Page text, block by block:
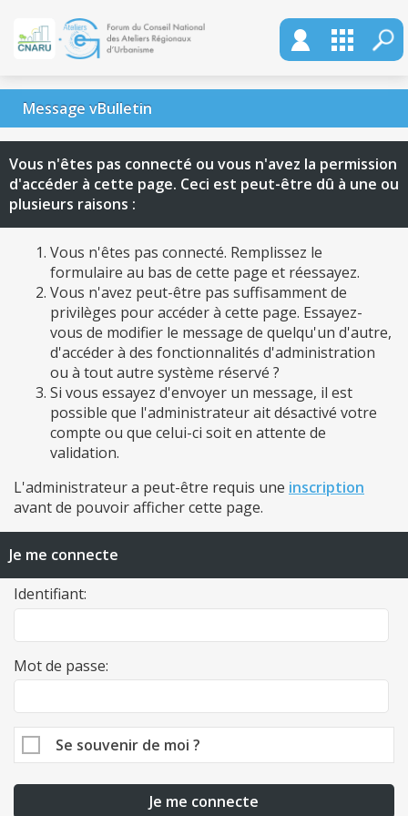
Message vBulletin
Vous n'êtes pas connecté ou vous n'avez la permission
d'accéder à cette page. Ceci est peut-être dû à une ou
plusieurs raisons :
Vous n'êtes pas connecté. Remplissez le
formulaire au bas de cette page et réessayez.
Vous n'avez peut-être pas suffisamment de
privilèges pour accéder à cette page. Essayez-
vous de modifier le message de quelqu'un d'autre,
d'accéder à des fonctionnalités d'administration
ou à tout autre système réservé ?
Si vous essayez d'envoyer un message, il est
possible que l'administrateur ait désactivé votre
compte ou que celui-ci soit en attente de
validation.
L'administrateur a peut-être requis une inscription
avant de pouvoir afficher cette page.
Je me connecte
Identifiant:
Mot de passe:
Se souvenir de moi ?
Je me connecte